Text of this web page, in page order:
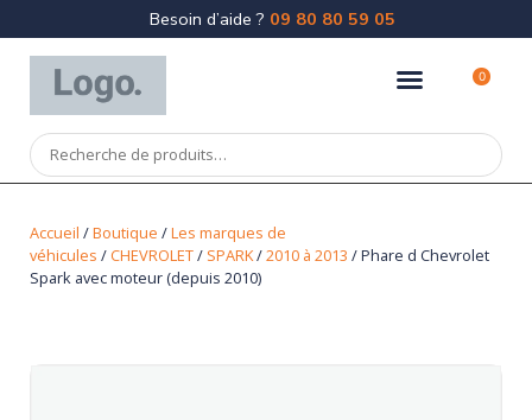
Besoin d’aide ? 09 80 80 59 05
0
Accueil /Boutique /Les marques de
véhicules / CHEVROLET/ SPARK/2010 à 2013 / Phare d Chevrolet
Spark avec moteur (depuis 2010)